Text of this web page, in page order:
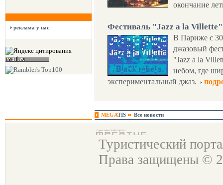
реклама у нас
окончание
Фестиваль "Jazz a la
В Париже с 30
джазовый
"Jazz a la
небом, где
экспериментальный джаз.
MEGATIS Все новости
Туристический
Права защищены ©